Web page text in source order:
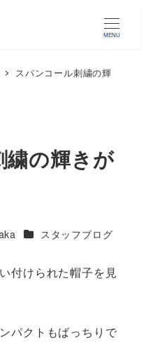
MENU
スパンコール刺繍の輝
繍の輝きが
カテゴリー
スタッフブログ
付けられた帽子を見
パクトもばっちりで